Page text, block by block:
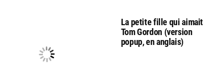
La petite fille qui aimait
Tom Gordon (version
popup, en anglais)